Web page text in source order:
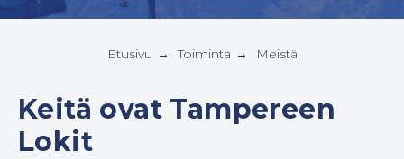
Etusivu → Toiminta → Meistä
Keitä ovat Tampereen
Lokit